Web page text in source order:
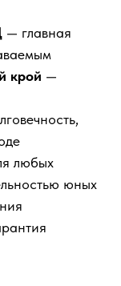
— главная
крой —
любых
юных